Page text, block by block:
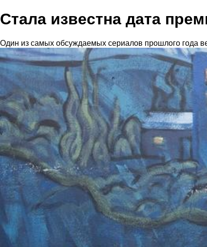
Стала известна дата
Один из самых обсуждаемых сериалов прошлого года